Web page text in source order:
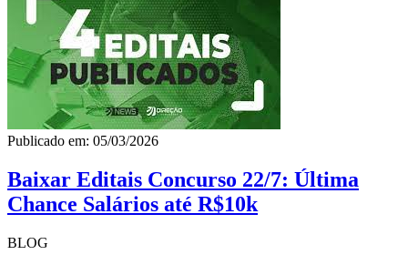
Publicado em: 05/03/2026
Baixar Editais Concurso 22/7: Última
Chance Salários até R$10k
BLOG